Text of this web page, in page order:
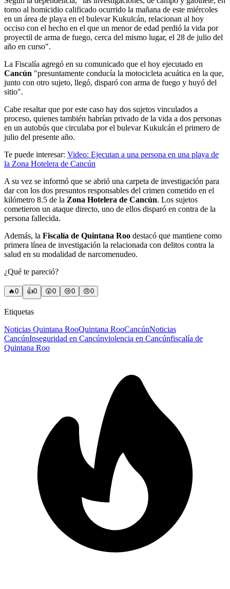
torno al homicidio calificado ocurrido la mañana de este miércoles
en un área de playa en el bulevar Kukulcán, relacionan al hoy
occiso con el hecho en el que un menor de edad perdió la vida por
proyectil de arma de fuego, cerca del mismo lugar, el 28 de julio del
año en curso".
La Fiscalía agregó en su comunicado que el hoy ejecutado en
Cancún "presuntamente conducía la motocicleta acuática en la que,
junto con otro sujeto, llegó, disparó con arma de fuego y huyó del
sitio".
Cabe resaltar que por este caso hay dos sujetos vinculados a
proceso, quienes también habrían privado de la vida a dos personas
en un autobús que circulaba por el bulevar Kukulcán el primero de
julio del presente año.
Te puede interesar: Video: Ejecutan a una persona en una playa de
la Zona Hotelera de Cancún
A su vez se informó que se abrió una carpeta de investigación para
dar con los dos presuntos responsables del crimen cometido en el
kilómetro 8.5 de la Zona Hotelera de Cancún. Los sujetos
cometieron un ataque directo, uno de ellos disparó en contra de la
persona fallecida.
Además, la Fiscalía de Quintana Roo destacó que mantiene como
primera línea de investigación la relacionada con delitos contra la
salud en su modalidad de narcomenudeo.
¿Qué te pareció?
🔥0 👍0 😲0 😢0 😠0
Etiquetas
Noticias Quintana RooQuintana RooCancúnNoticias
CancúnInseguridad en Cancúnviolencia en Cancúnfiscalía de
Quintana Roo